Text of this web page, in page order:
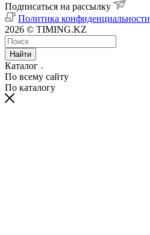
Подписаться на рассылку
Политика конфиденциальности
2026 © TIMING.KZ
Найти
Каталог
По всему сайту
По каталогу